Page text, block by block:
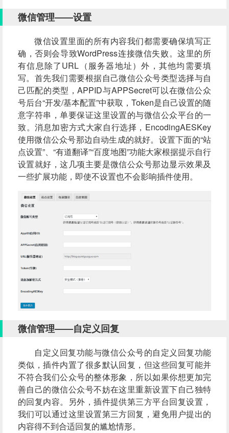
微信管理——设置
微信设置里面的所有内容我们都需要确保填写正
确，否则会导致WordPress连接微信失败。这里的所
有信息除了URL（服务器地址）外，其他均需要填
写。首先我们需要根据自己微信公众号类型选择与自
己匹配的类型，APPID与APPSecret可以在微信公众
号后台“开发/基本配置”中获取，Token是自己设置的随
意字符串，单要保证这里设置的与微信公众平台的一
致。消息加密方式大家自行选择，EncodingAESKey
使用微信公众号那边自动生成的就好。设置下面的“站
点设置”、“有道翻译”“百度地图”功能大家根据提示自行
设置就好，这几项主要是微信公众号那边显示效果及
一些扩展功能，即使不设置也不会影响插件使用。
微信管理——自定义回复
自定义回复功能与微信公众号的自定义回复功能
类似，插件内置了很多默认回复，但这些回复可能并
不符合我们公众号的整体形象，所以如果你想更加完
善自己的微信公众号不妨在这里重新设置下自己独特
的回复内容。另外，插件提供第三方平台回复设置，
我们可以通过这里设置第三方回复，避免用户提出的
内容得不到合适回复的尴尬情形。